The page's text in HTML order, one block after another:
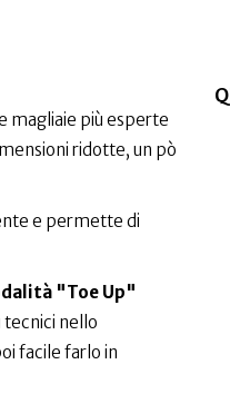
magliaie più esperte
ridotte, un pò
e permette di
"Toe Up"
nello
facile farlo in